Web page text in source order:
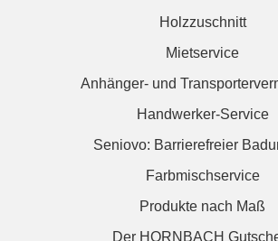
Holzzuschnitt
Mietservice
Anhänger- und
Handwerker-Service
Seniovo: Barrierefreier
Farbmischservice
Produkte nach Maß
Der HORNBACH